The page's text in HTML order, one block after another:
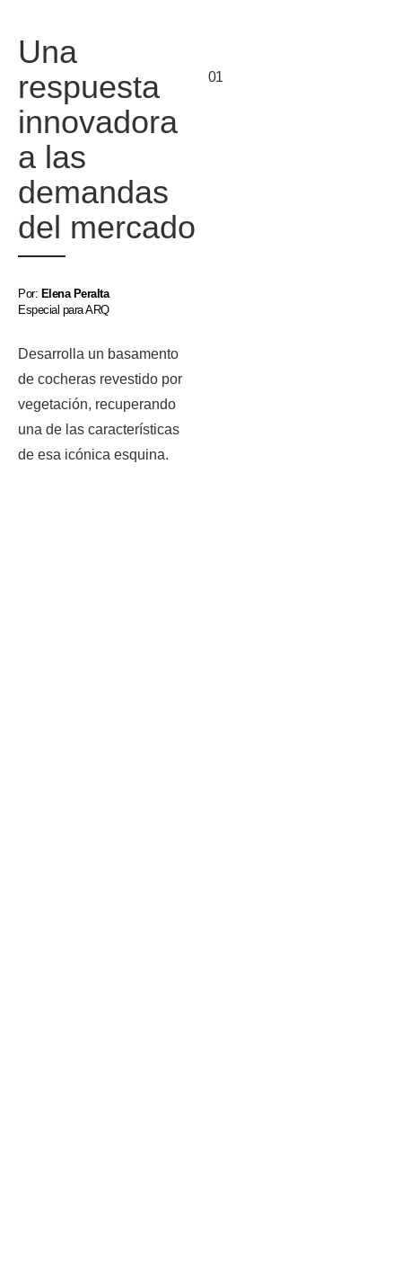
Una
respuesta
innovadora
a las
demandas
del mercado
Por: Elena Peralta
Especial para ARQ
Desarrolla un basamento
de cocheras revestido por
vegetación, recuperando
una de las características
de esa icónica esquina.
01